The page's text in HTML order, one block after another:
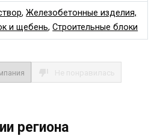
,Железобетонные изделия,
и щебень,Строительные блоки
региона